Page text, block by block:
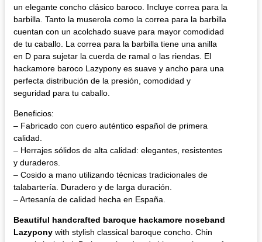
un elegante concho clásico baroco. Incluye correa para la
barbilla. Tanto la muserola como la correa para la barbilla
cuentan con un acolchado suave para mayor comodidad
de tu caballo. La correa para la barbilla tiene una anilla
en D para sujetar la cuerda de ramal o las riendas. El
hackamore baroco Lazypony es suave y ancho para una
perfecta distribución de la presión, comodidad y
seguridad para tu caballo.
Beneficios:
– Fabricado con cuero auténtico español de primera
calidad.
– Herrajes sólidos de alta calidad: elegantes, resistentes
y duraderos.
– Cosido a mano utilizando técnicas tradicionales de
talabartería. Duradero y de larga duración.
– Artesanía de calidad hecha en España.
Beautiful handcrafted baroque hackamore noseband
Lazypony with stylish classical baroque concho. Chin